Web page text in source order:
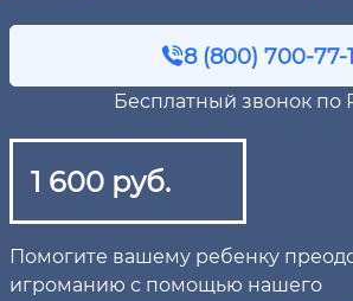
8 (800) 700-77-
Бесплатный звонок по
1 600 руб.
Помогите вашему ребенку
игроманию с помощью нашего